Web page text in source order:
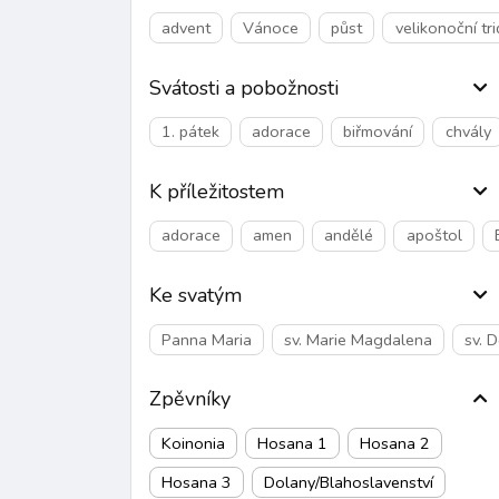
advent Vánoce půst velikonoční
Svátosti a pobožnosti
1. pátek adorace biřmování chvály
K příležitostem
adorace amen andělé apoštol
Ke svatým
Panna Maria sv. Marie Magdalena sv.
Zpěvníky
Koinonia Hosana 1
Hosana 2
Hosana 3
Dolany/Blahoslavenství